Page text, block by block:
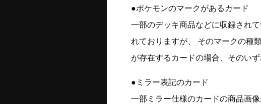
●ポケモンのマークがあるカード
一部のデッキ商品などに収録され
れておりますが、 そのマークの種
が存在するカードの場合、そのい
●ミラー表記のカード
一部ミラー仕様のカードの商品画